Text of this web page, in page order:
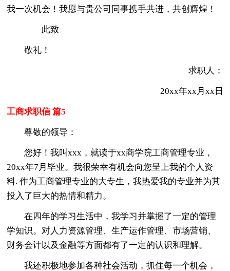
我一次机会！我愿与贵公司同事携手共进，共创辉煌！
此致
敬礼！
求职人：
20xx年xx月xx日
工商求职信 篇5
尊敬的领导：
您好！我叫xxx，就读于xx商学院工商管理专业，
20xx年7月毕业。我很荣幸有机会向您呈上我的个人资
料. 作为工商管理专业的大专生，我热爱我的专业并为其
投入了巨大的热情和精力。
在四年的学习生活中，我学习并掌握了一定的管理
学知识。对人力资源管理、生产运作管理、市场营销、
财务会计以及金融等方面都有了一定的认识和理解。
我还积极地参加各种社会活动，抓住每一个机会，